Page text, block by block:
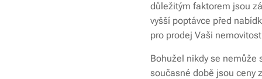
důležitým faktorem jsou
vyšší poptávce před
pro prodej Vaši
Bohužel nikdy se nemůže
současné době jsou ceny